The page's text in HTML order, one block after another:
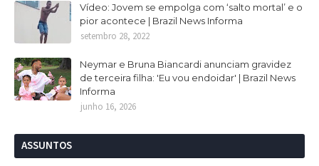
Vídeo: Jovem se empolga com ‘salto mortal’ e o
pior acontece | Brazil News Informa
setembro 28, 2022
Neymar e Bruna Biancardi anunciam gravidez
de terceira filha: 'Eu vou endoidar' | Brazil News
Informa
junho 16, 2026
ASSUNTOS